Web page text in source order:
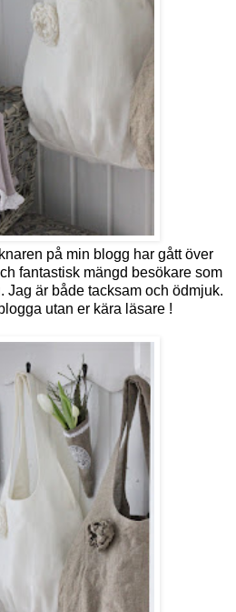
på min blogg har gått över
fantastisk mängd besökare som
Jag är både tacksam och ödmjuk.
utan er kära läsare !